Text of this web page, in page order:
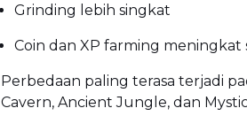
Grinding lebih singkat
Coin dan XP farming meningkat
Perbedaan paling terasa terjadi
Cavern, Ancient Jungle, dan